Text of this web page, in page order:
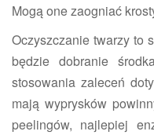
Mogą one zaogniać
Oczyszczanie twarzy to
będzie dobranie
stosowania zaleceń
mają wyprysków
peelingów, najlepiej